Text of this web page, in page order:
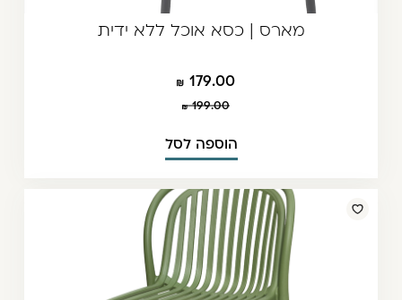
מארס | כסא אוכל ללא ידית
179.00
199.00
הוספה לסל